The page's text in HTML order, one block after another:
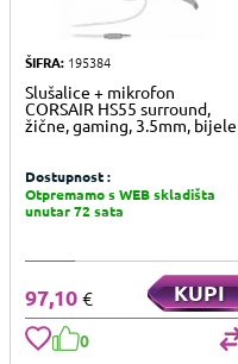
ŠIFRA: 195384
Slušalice + mikrofon
CORSAIR HS55 surround,
žične, gaming, 3.5mm, bijele
Dostupnost :
Otpremamo s WEB skladišta
unutar 72 sata
97,10€ KUPI
0